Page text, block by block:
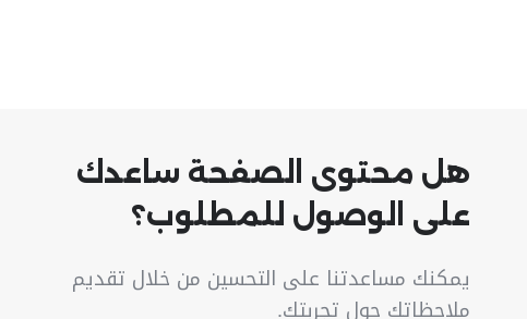
هل محتوى الصفحة ساعدك
على الوصول للمطلوب؟
يمكنك مساعدتنا على التحسين من خلال تقديم
ملاحظاتك حول تجربتك.